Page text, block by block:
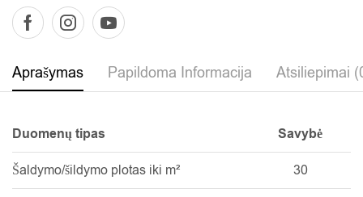
Aprašymas Papildoma Informacija Atsiliepimai
Duomenų tipas Savybė
Šaldymo/šildymo plotas iki m² 30